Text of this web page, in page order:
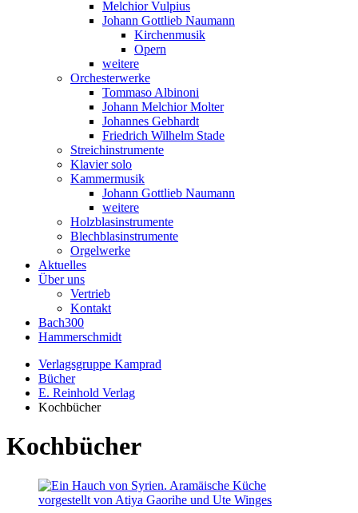
Melchior Vulpius
Johann Gottlieb Naumann
Kirchenmusik
Opern
weitere
Orchesterwerke
Tommaso Albinoni
Johann Melchior Molter
Johannes Gebhardt
Friedrich Wilhelm Stade
Streichinstrumente
Klavier solo
Kammermusik
Johann Gottlieb Naumann
weitere
Holzblasinstrumente
Blechblasinstrumente
Orgelwerke
Aktuelles
Über uns
Vertrieb
Kontakt
Bach300
Hammerschmidt
Verlagsgruppe Kamprad
Bücher
E. Reinhold Verlag
Kochbücher
Kochbücher